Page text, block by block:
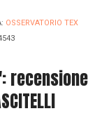
OSSERVATORIO TEX
recensione